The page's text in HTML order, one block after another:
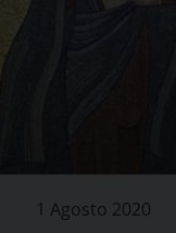
1 Agosto 2020